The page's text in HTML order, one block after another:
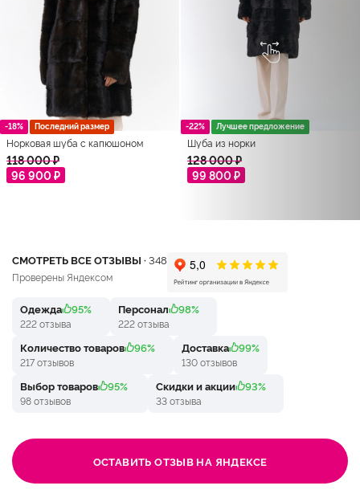
-18% Последний размер
Норковая шуба с капюшоном
118 000 ₽
96 900 ₽
-22% Лучшее предложение
Шуба из норки
128 000 ₽
99 800 ₽
СМОТРЕТЬ ВСЕ ОТЗЫВЫ ·348
Проверены Яндексом
Одежда 95%
222 отзыва
Персонал 98%
222 отзыва
Количество товаров 96%
217 отзывов
Доставка 99%
130 отзывов
Выбор товаров 95%
98 отзывов
Скидки и акции 93%
33 отзыва
ОСТАВИТЬ ОТЗЫВ НА ЯНДЕКСЕ